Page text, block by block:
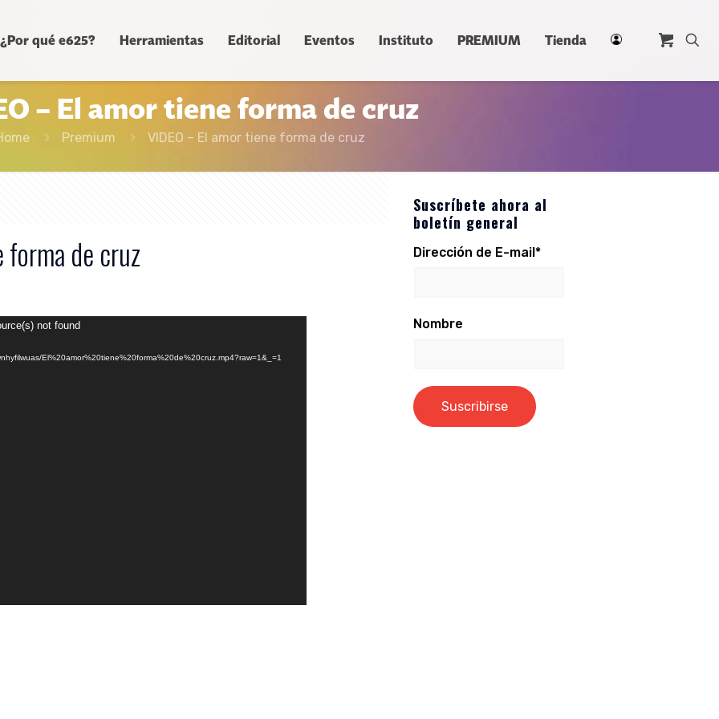
¿Por qué e625? Herramientas Editorial Eventos Instituto PREMIUM Tienda
– El amor tiene forma de cruz
Premium VIDEO – El amor tiene forma de cruz
forma de cruz
not found
El%20amor%20tiene%20forma%20de%20cruz.mp4?raw=1&_=1
Suscríbete ahora al
boletín general
Dirección de E-mail*
Nombre